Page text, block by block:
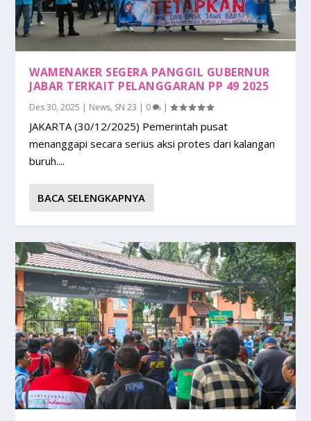
WAMENAKER SEGERA PANGGIL GUBERNUR
JABAR TERKAIT PELANGGARAN PP 49 2025
Des 30, 2025 | News, SN 23 | 0 |
JAKARTA (30/12/2025) Pemerintah pusat
menanggapi secara serius aksi protes dari kalangan
buruh....
BACA SELENGKAPNYA